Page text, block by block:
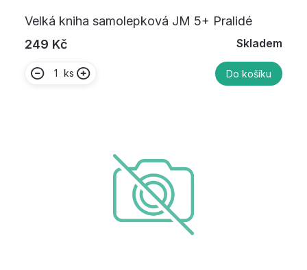
Velká kniha samolepková JM 5+ Pralidé
249 Kč
Skladem
ks Do košíku